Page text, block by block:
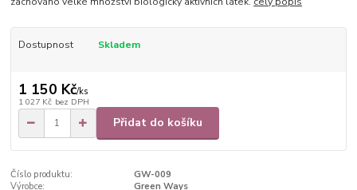
Dostupnost Skladem
1 150 Kč/ks
1 027 Kč bez DPH
Přidat do košíku
Číslo produktu:
GW-009
Výrobce:
Green Ways